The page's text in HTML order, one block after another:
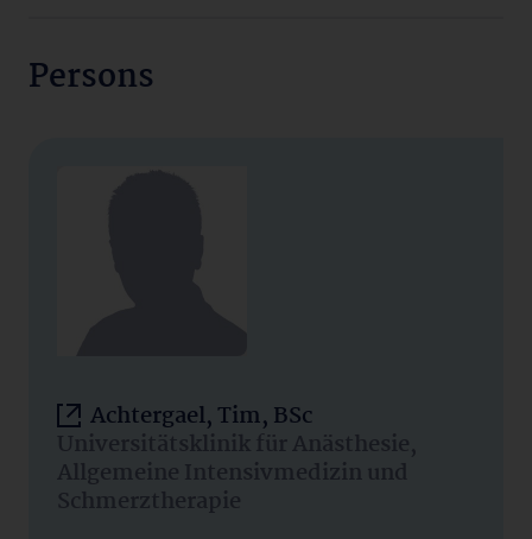
Persons
Achtergael, Tim, BSc
Universitätsklinik für Anästhesie,
Allgemeine Intensivmedizin und
Schmerztherapie